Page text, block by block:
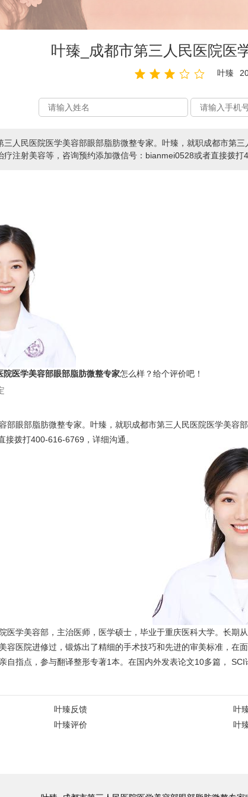
叶臻_成都市第三人民医院医
叶臻
三人民医院医学美容部眼部脂肪微整专家。叶臻，就职成都市第
疗注射美容等，咨询预约添加微信号：bianmei0528或者直接拨打
院医学美容部眼部脂肪微整专家怎么样？给个评价吧！
部眼部脂肪微整专家。叶臻，就职成都市第三人民医院医学美
拨打400-616-6769，详细沟通。
医学美容部，主治医师，医学硕士，毕业于重庆医科大学。长
容医院进修过，锻炼出了精细的手术技巧和先进的审美标准，在
自指点，参与翻译整形专著1本。在国内外发表论文10多篇，
叶臻反馈 叶
叶臻评价 叶